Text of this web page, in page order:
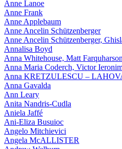
Anne Lanoe
Anne Frank
Anne Applebaum
Anne Ancelin Schützenberger
Anne Ancelin Schützenberger,
Annalisa Boyd
Anna Whitehouse, Matt Farquharson
Anna Maria Coderch, Victor
Anna KRETZULESCU –
Anna Gavalda
Ann Leary
Anita Nandris-Cudla
Aniela Jaffé
Ani-Eliza Busuioc
Angelo Mitchievici
Angela McALLISTER